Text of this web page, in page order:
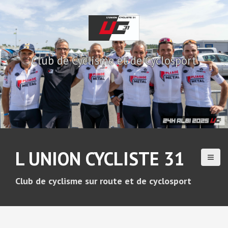
r
a
u
c
o
n
t
e
i
Club de Cyclisme et de Cyclosport
L UNION CYCLISTE 31
Club de cyclisme sur route et de cyclosport